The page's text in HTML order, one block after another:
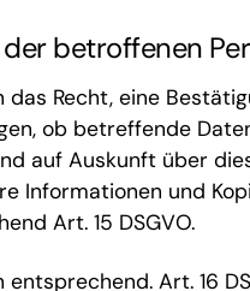
betroffenen
das Recht, eine
ob betreffende
auf Auskunft über
Informationen und
Art. 15 DSGVO.
entsprechend. Art. 16